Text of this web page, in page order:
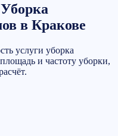
Уборка
в Кракове
услуги уборка
и частоту уборки,